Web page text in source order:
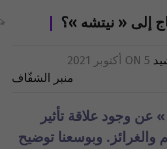
إلى « نيتشه »؟
ON 5 أكتوبر 2021
منبر الشفّاف
عن وجود علاقة تأثير
والغرائز. وبوسعنا توضيح